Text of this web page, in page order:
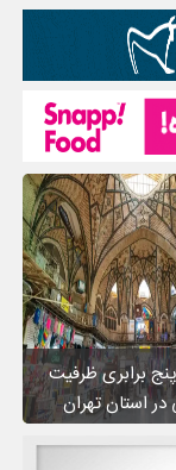
برابری ظرفیت
در استان تهران